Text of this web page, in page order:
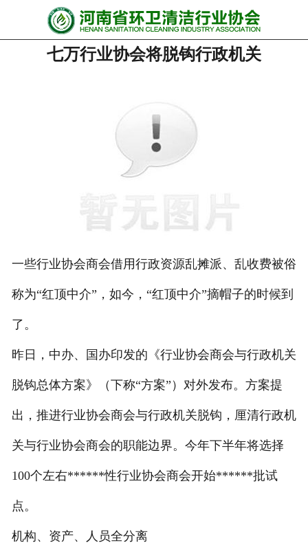
网站首页
协会动态
党政要闻
关于协会
联系我们
七万行业协会将脱钩行政机关
一些行业协会商会借用行政资源乱摊派、乱收费被俗
称为“红顶中介”，如今，“红顶中介”摘帽子的时候到
了。
昨日，中办、国办印发的《行业协会商会与行政机关
脱钩总体方案》（下称“方案”）对外发布。方案提
出，推进行业协会商会与行政机关脱钩，厘清行政机
关与行业协会商会的职能边界。今年下半年将选择
100个左右******性行业协会商会开始******批试
点。
机构、资产、人员全分离